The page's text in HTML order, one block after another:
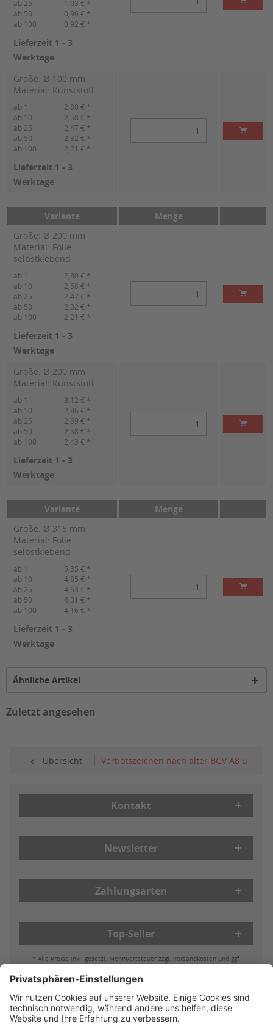
ab 25
1,03 € *
ab 50
0,96 € *
ab 100
0,92 € *
Lieferzeit 1 - 3
Werktage
Größe: Ø 100 mm
Material: Kunststoff
ab 1
2,80 € *
ab 10
2,58 € *
ab 25
2,47 € *
ab 50
2,32 € *
ab 100
2,21 € *
Lieferzeit 1 - 3
Werktage
Variante
Menge
Größe: Ø 200 mm
Material: Folie
selbstklebend
ab 1
2,80 € *
ab 10
2,58 € *
ab 25
2,47 € *
ab 50
2,32 € *
ab 100
2,21 € *
Lieferzeit 1 - 3
Werktage
Größe: Ø 200 mm
Material: Kunststoff
ab 1
3,12 € *
ab 10
2,86 € *
ab 25
2,69 € *
ab 50
2,58 € *
ab 100
2,43 € *
Lieferzeit 1 - 3
Werktage
Variante
Menge
Größe: Ø 315 mm
Material: Folie
selbstklebend
ab 1
5,35 € *
ab 10
4,85 € *
ab 25
4,63 € *
ab 50
4,31 € *
ab 100
4,16 € *
Lieferzeit 1 - 3
Werktage
Ähnliche Artikel
Zuletzt angesehen
Übersicht Verbotszeichen nach alter BGV A8 und
Kontakt
Newsletter
Zahlungsarten
Top-Seller
* Alle Preise inkl. gesetzl. Mehrwertsteuer zzgl. Versandkosten und ggf.
Batterieleistung & Entsorgung
Widerruf
Reklamationen
AGB
Datenschutz Impressum Vertrag widerrufen